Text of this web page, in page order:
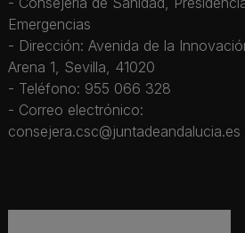
Emergencias
- Dirección: Avenida de la
Arena 1, Sevilla, 41020
- Teléfono: 955 066 328
- Correo electrónico:
consejera.csc@juntadeandalucia.es